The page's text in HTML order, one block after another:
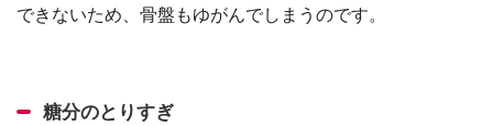
できないため、骨盤もゆがんでしまうのです。
糖分のとりすぎ